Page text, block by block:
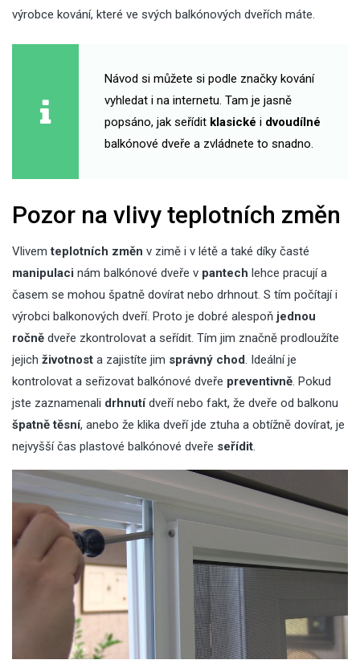
výrobce kování, které ve svých balkónových dveřích máte.
Návod si můžete si podle značky kování
vyhledat i na internetu. Tam je jasně
popsáno, jak seřídit klasické i dvoudílné
balkónové dveře a zvládnete to snadno.
Pozor na vlivy teplotních změn
Vlivemteplotních změn v zimě i v létě a také díky časté
manipulaci nám balkónové dveře v pantech lehce pracují a
časem se mohou špatně dovírat nebo drhnout. S tím počítají i
výrobci balkonových dveří. Proto je dobré alespoň jednou
ročně dveře zkontrolovat a seřídit. Tím jim značně prodloužíte
jejich životnost a zajistíte jim správný chod. Ideální je
kontrolovat a seřizovat balkónové dveře preventivně. Pokud
jste zaznamenali drhnutídveří nebo fakt, že dveře od balkonu
špatně těsní, anebo že klika dveří jde ztuha a obtížně dovírat, je
nejvyšší čas plastové balkónové dveře seřídit.